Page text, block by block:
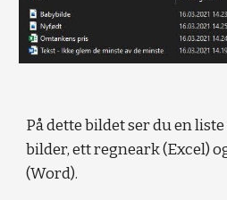
På dette bildet ser du en
bilder, ett regneark (Excel)
(Word).